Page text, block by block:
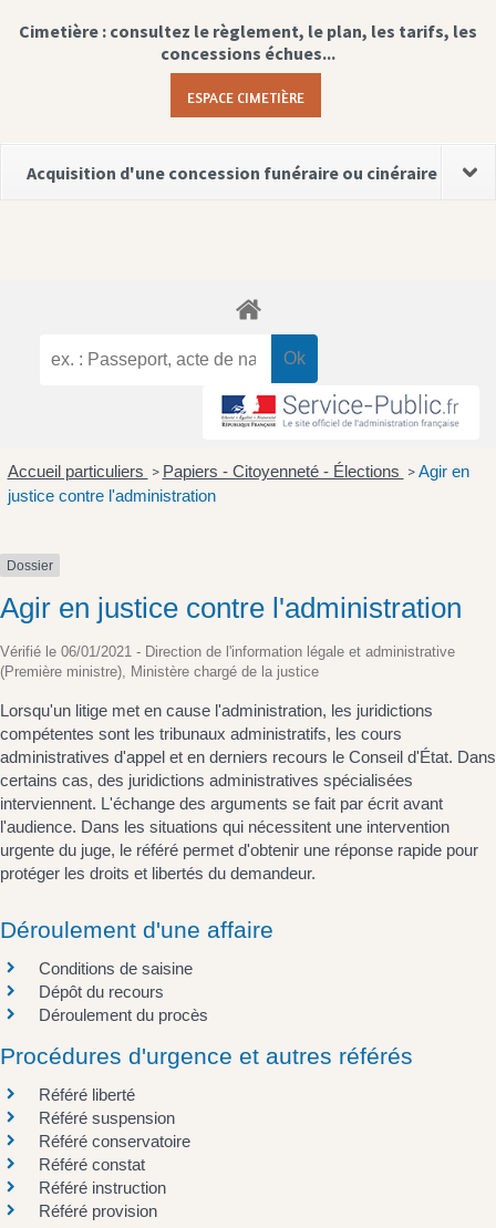
Cimetière : consultez le règlement, le plan, les tarifs, les
concessions échues...
ESPACE CIMETIÈRE
Acquisition d'une concession funéraire ou cinéraire
Accueil particuliers > Papiers - Citoyenneté - Élections > Agir en
justice contre l'administration
Dossier
Agir en justice contre l'administration
Vérifié le 06/01/2021 - Direction de l'information légale et administrative
(Première ministre), Ministère chargé de la justice
Lorsqu'un litige met en cause l'administration, les juridictions
compétentes sont les tribunaux administratifs, les cours
administratives d'appel et en derniers recours le Conseil d'État. Dans
certains cas, des juridictions administratives spécialisées
interviennent. L'échange des arguments se fait par écrit avant
l'audience. Dans les situations qui nécessitent une intervention
urgente du juge, le référé permet d'obtenir une réponse rapide pour
protéger les droits et libertés du demandeur.
Déroulement d'une affaire
Conditions de saisine
Dépôt du recours
Déroulement du procès
Procédures d'urgence et autres référés
Référé liberté
Référé suspension
Référé conservatoire
Référé constat
Référé instruction
Référé provision